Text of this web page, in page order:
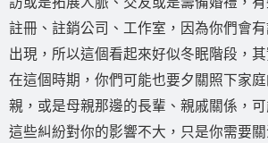
註冊、註銷公司、工作室，因為你們會
出現，所以這個看起來好似冬眠階段，
在這個時期，你們可能也要夕關照下家
親，或是母親那邊的長輩、親戚關係，
這些糾紛對你的影響不大，只是你需要